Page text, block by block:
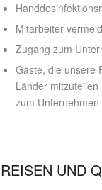
Mitarbeiter
Zugang zum
Gäste, die unsere
Länder
zum
REISEN UND